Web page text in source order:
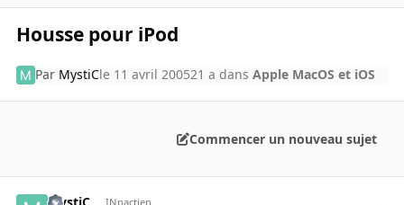
Housse pour iPod
Par MystiCle 11 avril 200521 a dansApple MacOS et iOS
Commencer un nouveau sujet
MystiC INpactien